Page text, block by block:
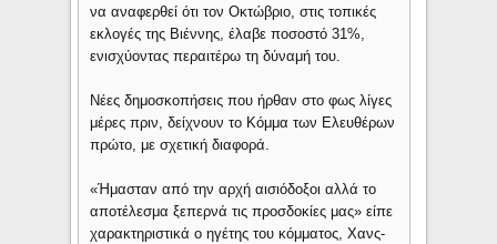
να αναφερθεί ότι τον Οκτώβριο, στις τοπικές
εκλογές της Βιέννης, έλαβε ποσοστό 31%,
ενισχύοντας περαιτέρω τη δύναμή του.
Νέες δημοσκοπήσεις που ήρθαν στο φως λίγες
μέρες πριν, δείχνουν το Κόμμα των Ελευθέρων
πρώτο, με σχετική διαφορά.
«Ήμασταν από την αρχή αισιόδοξοι αλλά το
αποτέλεσμα ξεπερνά τις προσδοκίες μας» είπε
χαρακτηριστικά ο ηγέτης του κόμματος, Χανς-